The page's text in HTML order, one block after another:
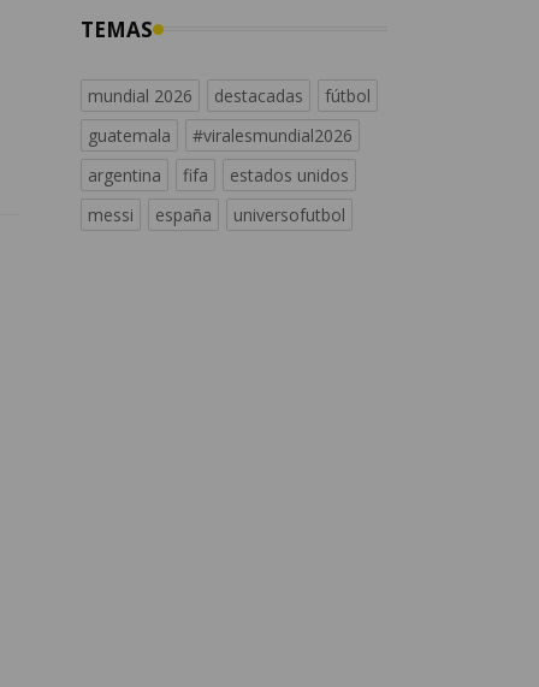
TEMAS
mundial 2026 destacadas
fútbol
guatemala
#viralesmundial2026
argentina
fifa
estados unidos
messi
españa universofutbol